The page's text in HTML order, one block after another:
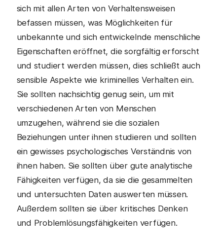
sich mit allen Arten von Verhaltensweisen
befassen müssen, was Möglichkeiten für
unbekannte und sich entwickelnde menschliche
Eigenschaften eröffnet, die sorgfältig erforscht
und studiert werden müssen, dies schließt auch
sensible Aspekte wie kriminelles Verhalten ein.
Sie sollten nachsichtig genug sein, um mit
verschiedenen Arten von Menschen
umzugehen, während sie die sozialen
Beziehungen unter ihnen studieren und sollten
ein gewisses psychologisches Verständnis von
ihnen haben. Sie sollten über gute analytische
Fähigkeiten verfügen, da sie die gesammelten
und untersuchten Daten auswerten müssen.
Außerdem sollten sie über kritisches Denken
und Problemlösungsfähigkeiten verfügen.